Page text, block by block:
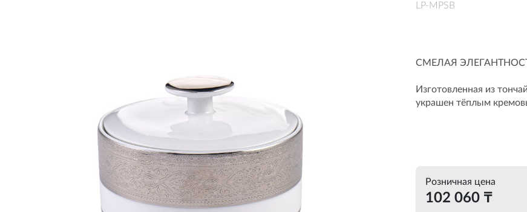
LP-MPSB
СМЕЛАЯ
Изготовленная из
украшен тёплым
Розничная цена
102 060 ₸